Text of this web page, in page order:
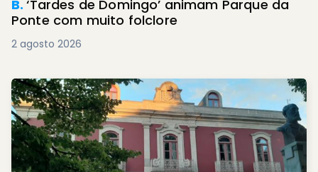
B.‘Tardes de Domingo’ animam Parque da
Ponte com muito folclore
2 agosto 2026